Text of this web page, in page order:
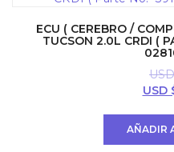
ECU ( CEREBRO /
TUCSON 2.0L CRDI (
El
era:
USD
AÑADIR